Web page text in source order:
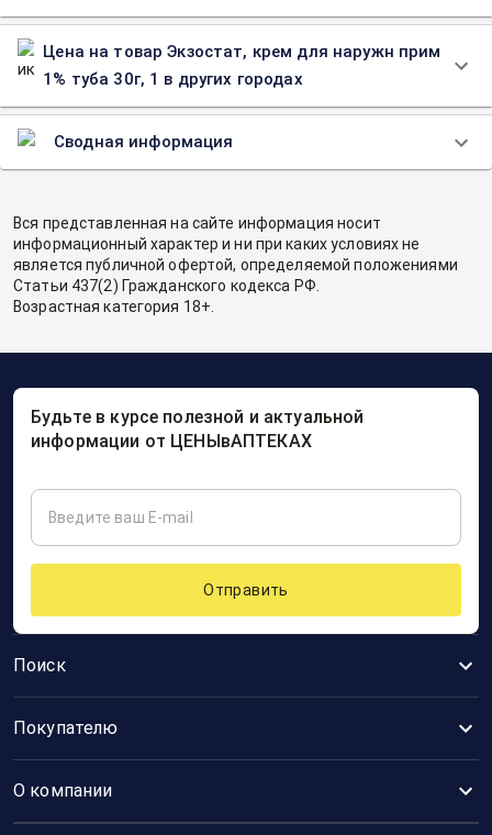
Цена на товар Экзостат, крем для наружн прим
1% туба 30г, 1 в других городах
Сводная информация
Вся представленная на сайте информация носит
информационный характер и ни при каких условиях не
является публичной офертой, определяемой положениями
Статьи 437(2) Гражданского кодекса РФ.
Возрастная категория 18+.
Поиск
Покупателю
О компании
Будьте в курсе полезной и актуальной
информации от ЦЕНЫвАПТЕКАХ
Отправить